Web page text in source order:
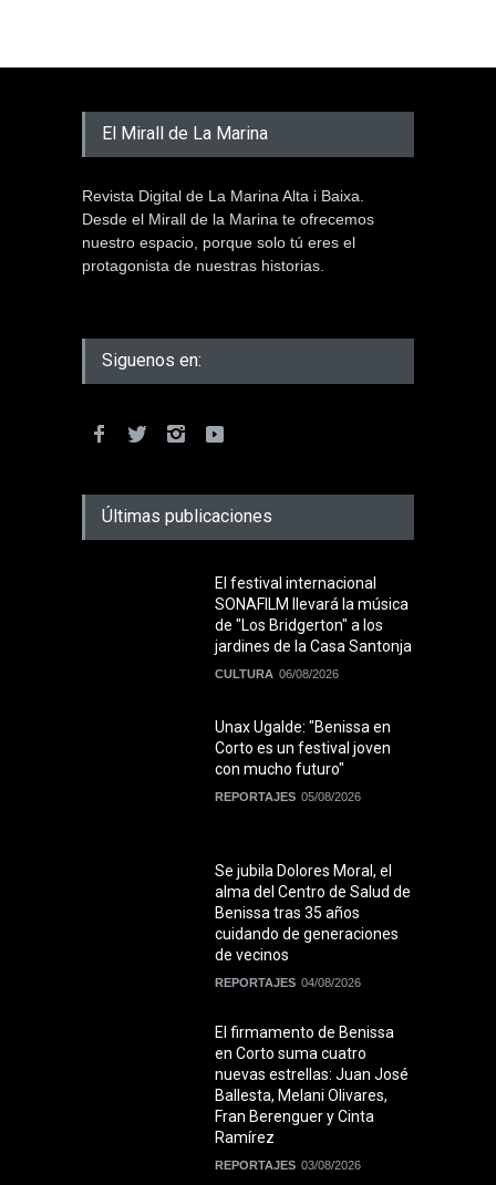
El Mirall de La Marina
Revista Digital de La Marina Alta i Baixa.
Desde el Mirall de la Marina te ofrecemos
nuestro espacio, porque solo tú eres el
protagonista de nuestras historias.
Siguenos en:
Últimas publicaciones
El festival internacional
SONAFILM llevará la música
de "Los Bridgerton" a los
jardines de la Casa Santonja
CULTURA 06/08/2026
Unax Ugalde: "Benissa en
Corto es un festival joven
con mucho futuro"
REPORTAJES 05/08/2026
Se jubila Dolores Moral, el
alma del Centro de Salud de
Benissa tras 35 años
cuidando de generaciones
de vecinos
REPORTAJES 04/08/2026
El firmamento de Benissa
en Corto suma cuatro
nuevas estrellas: Juan José
Ballesta, Melani Olivares,
Fran Berenguer y Cinta
Ramírez
REPORTAJES 03/08/2026